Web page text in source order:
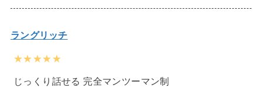
ラングリッチ
★★★★★
じっくり話せる 完全マンツーマン制